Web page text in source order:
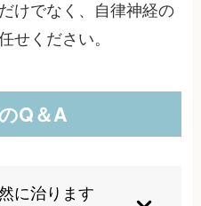
けでなく、自律神経の
せください。
Q＆A
に治ります